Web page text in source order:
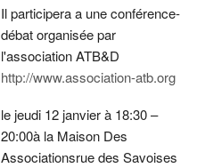
Il participera a une conférence-
débat organisée par
l'association ATB&D
http://www.association-atb.org
le jeudi 12 janvier à 18:30 –
20:00à la Maison Des
Associationsrue des Savoises